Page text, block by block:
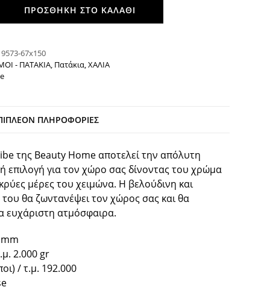
ΠΡΟΣΘΉΚΗ ΣΤΟ ΚΑΛΆΘΙ
9573-67x150
- ΠΑΤΑΚΙΑ, Πατάκια,ΧΑΛΙΑ
ΠΛΗΡΟΦΟΡΊΕΣ
της Beauty Home αποτελεί την απόλυτη
επιλογή για τον χώρο σας δίνοντας του χρώμα
μέρες του χειμώνα. Η βελούδινη και
θα ζωντανέψει τον χώρος σας και θα
ευχάριστη ατμόσφαιρα.
2.000 gr
/ τ.μ. 192.000